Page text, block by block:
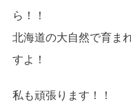
ら！！
北海道の大自然で育ま
すよ！
私も頑張ります！！